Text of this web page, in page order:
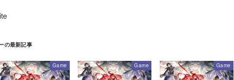
Game Game Game